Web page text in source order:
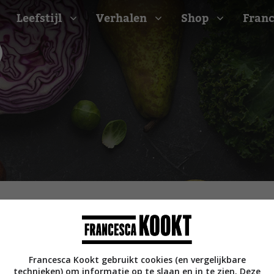
Barbecue recepten
Camping recepten
Picknick recepten
Leefstijl Verhalen Shop
Francesca Kookt gebruikt cookies (en vergelijkbare
technieken) om informatie op te slaan en in te zien. Deze